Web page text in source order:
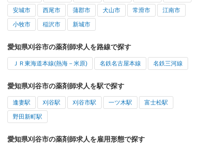
安城市 西尾市 蒲郡市 犬山市 常滑市 江南市
小牧市 稲沢市 新城市
愛知県刈谷市の薬剤師求人を路線で探す
ＪＲ東海道本線(熱海－米原) 名鉄名古屋本線 名鉄三河線
愛知県刈谷市の薬剤師求人を駅で探す
逢妻駅 刈谷駅 刈谷市駅 一ツ木駅 富士松駅
野田新町駅
愛知県刈谷市の薬剤師求人を雇用形態で探す